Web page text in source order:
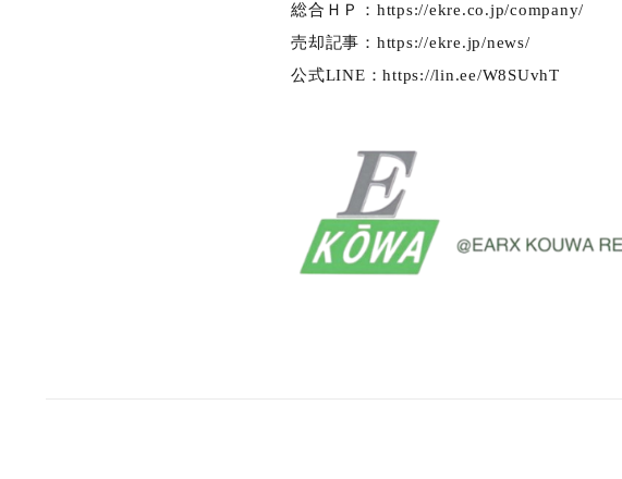
総合ＨＰ： https://ekre.co.jp/company/
売却記事： https://ekre.jp/news/
公式LINE：https://lin.ee/W8SUvhT